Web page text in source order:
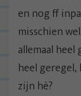
en nog ff
misschien
allemaal heel
heel geregel,
zijn hè?